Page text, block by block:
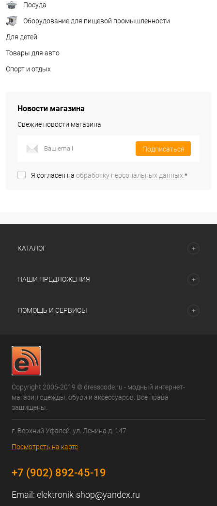
Посуда
Оборудование для пищевой промышленности
Для детей
Товары для авто
Спорт и отдых
Новости магазина
Свежие новости магазина
Подписаться
Я согласен на обработку персональных данных. *
КАТАЛОГ
НАШИ ПРЕДЛОЖЕНИЯ
ПОМОЩЬ И СЕРВИСЫ
Copyright 2005-2019 © dresscode.ru - модный интернет-
магазин одежды, обуви и аксессуаров. Все права
защищены.
г. Верхний Уфалей. ул. Ленина д. 147
Посмотреть на карте
+7 (902) 892-45-19
Email: elektronik-shop@yandex.ru